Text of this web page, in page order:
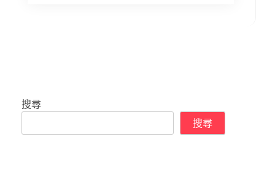
搜尋
搜尋